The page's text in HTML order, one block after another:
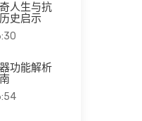
人生与抗
史启示
功能解析